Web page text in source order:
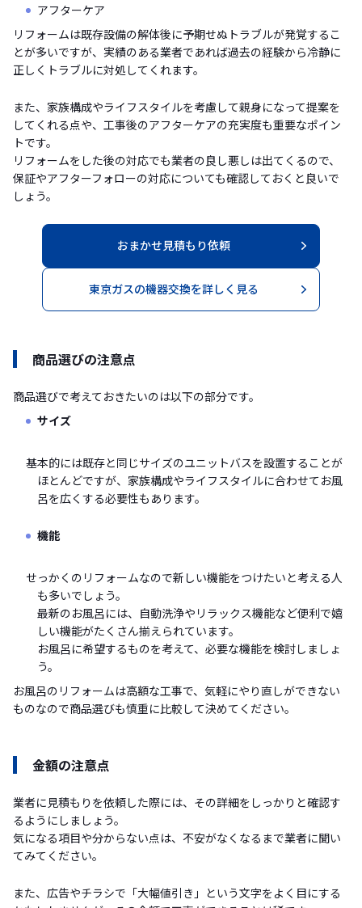
アフターケア
リフォームは既存設備の解体後に予期せぬトラブルが発覚するこ
とが多いですが、実績のある業者であれば過去の経験から冷静に
正しくトラブルに対処してくれます。
また、家族構成やライフスタイルを考慮して親身になって提案を
してくれる点や、工事後のアフターケアの充実度も重要なポイン
トです。
リフォームをした後の対応でも業者の良し悪しは出てくるので、
保証やアフターフォローの対応についても確認しておくと良いで
しょう。
おまかせ見積もり依頼
東京ガスの機器交換を詳しく見る
商品選びの注意点
商品選びで考えておきたいのは以下の部分です。
サイズ
基本的には既存と同じサイズのユニットバスを設置することが
ほとんどですが、家族構成やライフスタイルに合わせてお風
呂を広くする必要性もあります。
機能
せっかくのリフォームなので新しい機能をつけたいと考える人
も多いでしょう。
最新のお風呂には、自動洗浄やリラックス機能など便利で嬉
しい機能がたくさん揃えられています。
お風呂に希望するものを考えて、必要な機能を検討しましょ
う。
お風呂のリフォームは高額な工事で、気軽にやり直しができない
ものなので商品選びも慎重に比較して決めてください。
金額の注意点
業者に見積もりを依頼した際には、その詳細をしっかりと確認す
るようにしましょう。
気になる項目や分からない点は、不安がなくなるまで業者に聞い
てみてください。
また、広告やチラシで「大幅値引き」という文字をよく目にする